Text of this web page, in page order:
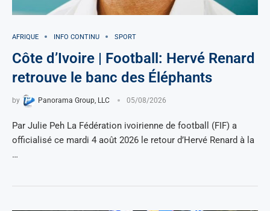
AFRIQUE INFO CONTINU SPORT
Côte d’Ivoire | Football: Hervé Renard
retrouve le banc des Éléphants
by Panorama Group, LLC 05/08/2026
Par Julie Peh La Fédération ivoirienne de football (FIF) a
officialisé ce mardi 4 août 2026 le retour d’Hervé Renard à la
…